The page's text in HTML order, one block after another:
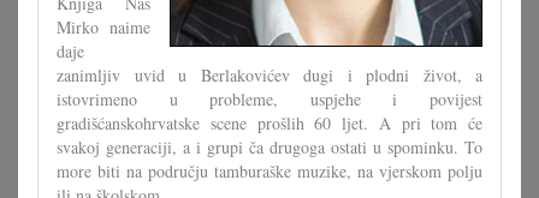
Mirko naime
daje
zanimljiv uvid u Berlakovićev dugi i plodni život, a
istovrimeno u probleme, uspjehe i povijest
gradišćanskohrvatske scene prošlih 60 ljet. A pri tom će
svakoj generaciji, a i grupi ča drugoga ostati u spominku. To
more biti na području tamburaške muzike, na vjerskom polju